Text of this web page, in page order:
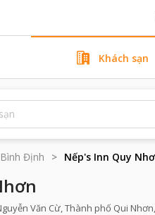
Khách sạn
Bình Định Nếp's Inn Quy
Văn Cừ, Thành phố Qui